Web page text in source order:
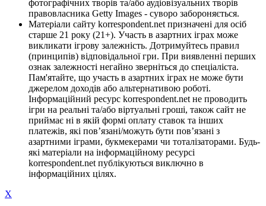
фотографічних творів та/або аудіовізуальних творів
правовласника Getty Images - суворо забороняється.
Матеріали сайту korrespondent.net призначені для осіб
старше 21 року (21+). Участь в азартних іграх може
викликати ігрову залежність. Дотримуйтесь правил
(принципів) відповідальної гри. При виявленні перших
ознак залежності негайно зверніться до спеціаліста.
Пам'ятайте, що участь в азартних іграх не може бути
джерелом доходів або альтернативою роботі.
Інформаційний ресурс korrespondent.net не проводить
ігри на реальні та/або віртуальні гроші, також сайт не
приймає ні в якій формі оплату ставок та інших
платежів, які пов’язані/можуть бути пов’язані з
азартними іграми, букмекерами чи тоталізаторами. Будь-
які матеріали на інформаційному ресурсі
korrespondent.net публікуються виключно в
інформаційних цілях.
X